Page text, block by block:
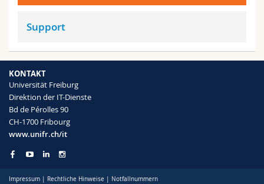
Support
KONTAKT
Universität Freiburg
Direktion der IT-Dienste
Bd de Pérolles 90
CH-1700 Fribourg
www.unifr.ch/it
Impressum | Rechtliche Hinweise | Notfallnummern